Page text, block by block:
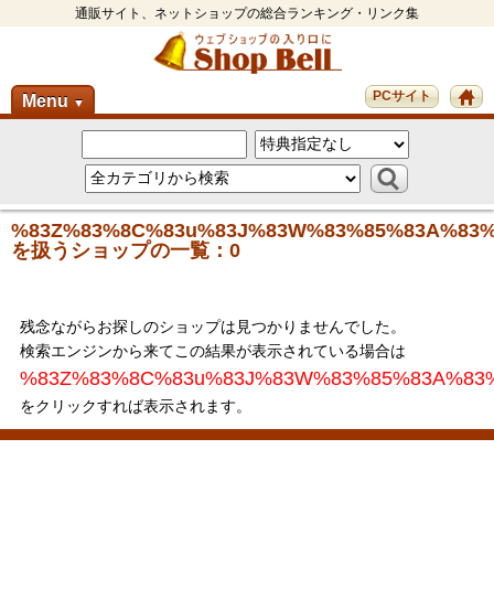
通販サイト、ネットショップの総合ランキング・リンク集
Menu ▼ PCサイト
を扱うショップの一覧：0
残念ながらお探しのショップは見つかりませんでした。
検索エンジンから来てこの結果が表示されている場合は
をクリックすれば表示されます。